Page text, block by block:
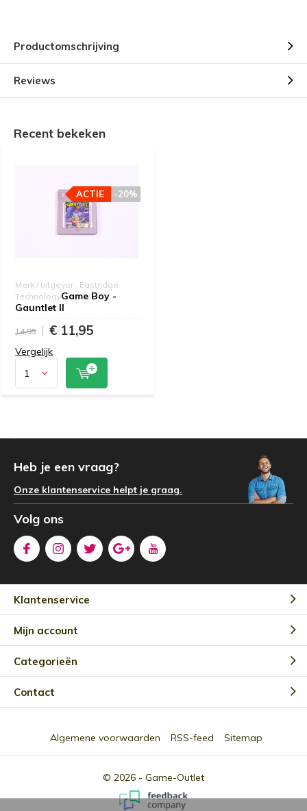
Productomschrijving
Reviews
Recent bekeken
Merk / uitgever : Eastridge
TechnologyGame Boy -
Gauntlet II
-20%
ACTIE
14,95 € 11,95
Vergelijk
Heb je een vraag?
Onze klantenservice helpt je graag.
Volg ons
Klantenservice
Mijn account
Categorieën
Contact
© 2026 - Game-Outlet
Algemene voorwaarden RSS-feed Sitemap